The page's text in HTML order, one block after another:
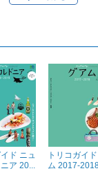
ド ニュ
ア 20...
トリコガイ
ム 2017-